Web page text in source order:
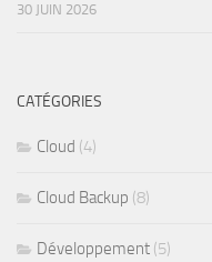
30 JUIN 2026
CATÉGORIES
Cloud (4)
Cloud Backup (8)
Développement (5)